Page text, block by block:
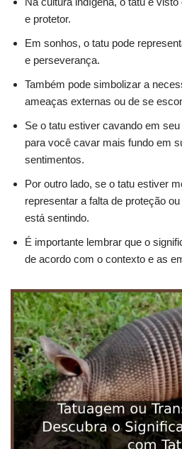
e protetor.
Em sonhos, o tatu pode
e perseverança.
Também pode simbolizar a
ameaças externas ou de se
Se o tatu estiver cavando em
para você cavar mais fundo em
sentimentos.
Por outro lado, se o tatu estiver
representar a falta de proteção
está sentindo.
É importante lembrar que o
de acordo com o contexto e as